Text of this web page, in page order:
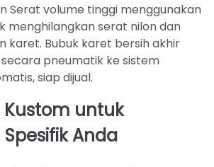
Serat volume tinggi menggunakan
menghilangkan serat nilon dan
karet. Bubuk karet bersih akhir
pneumatik ke sistem
siap dijual.
Kustom untuk
Anda